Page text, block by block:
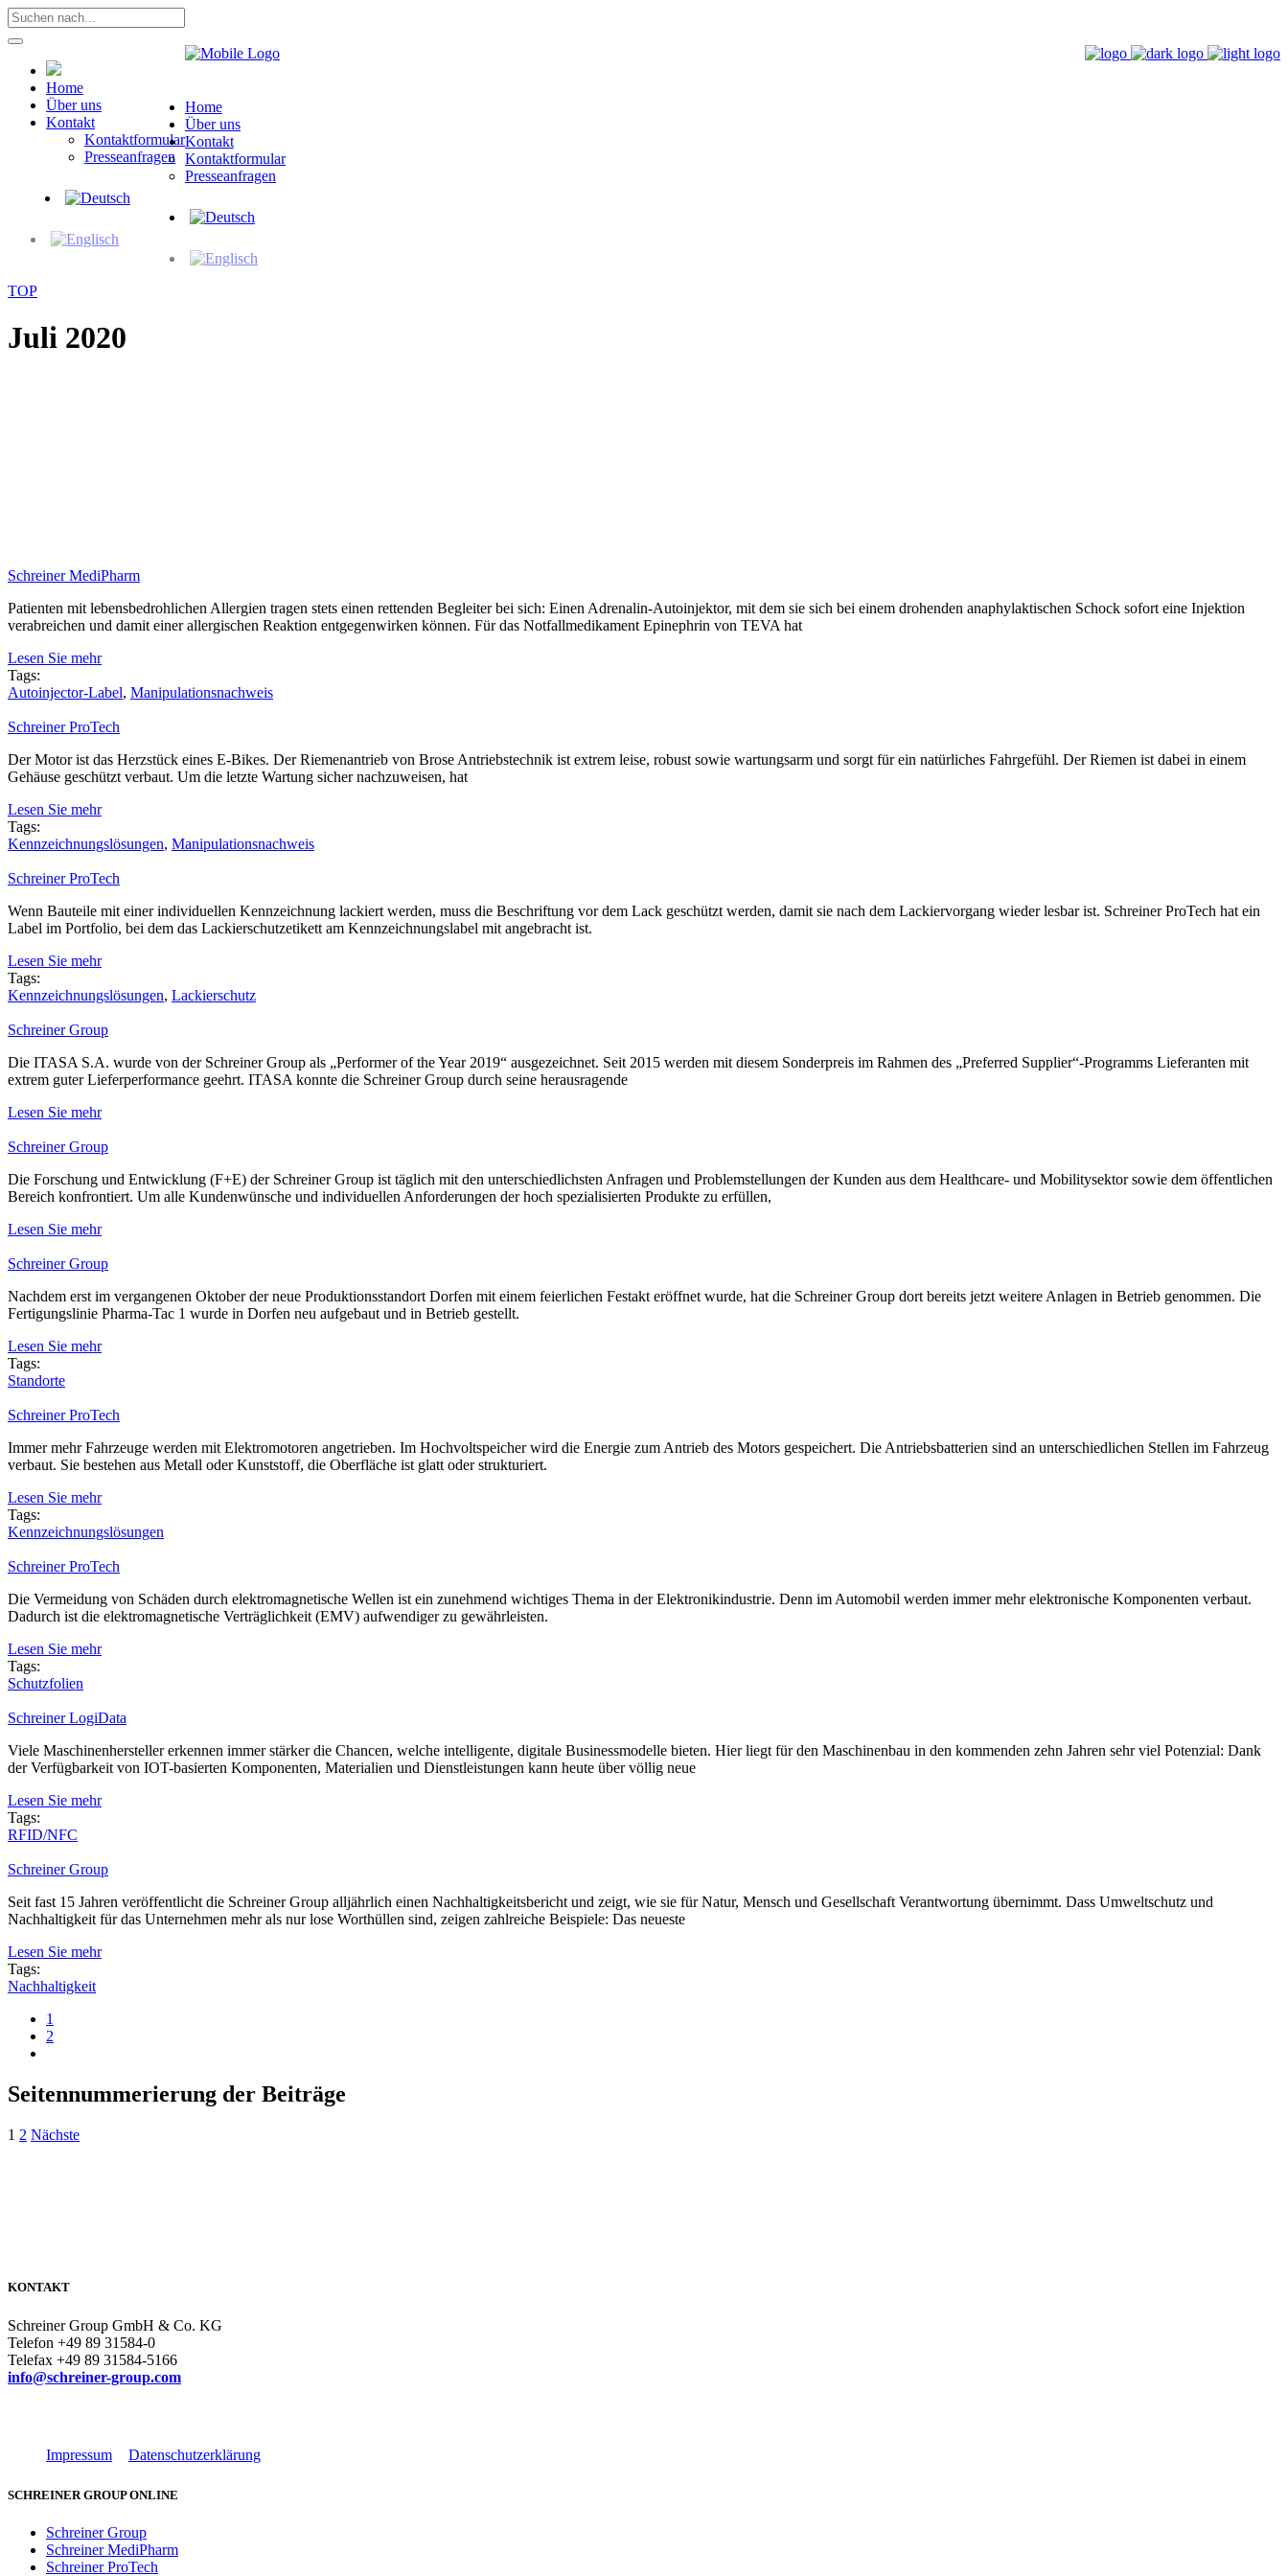
Home
Über uns
Kontakt
Kontaktformular
Presseanfragen
Home
Über uns
Kontakt
Kontaktformular
Presseanfragen
TOP
Juli 2020
Schreiner MediPharm
Patienten mit lebensbedrohlichen Allergien tragen stets einen rettenden Begleiter bei sich: Einen Adrenalin-Autoinjektor, mit dem sie sich bei einem drohenden anaphylaktischen Schock sofort eine Injektion
verabreichen und damit einer allergischen Reaktion entgegenwirken können. Für das Notfallmedikament Epinephrin von TEVA hat
Lesen Sie mehr
Tags:
Autoinjector-Label, Manipulationsnachweis
Schreiner ProTech
Der Motor ist das Herzstück eines E-Bikes. Der Riemenantrieb von Brose Antriebstechnik ist extrem leise, robust sowie wartungsarm und sorgt für ein natürliches Fahrgefühl. Der Riemen ist dabei in einem
Gehäuse geschützt verbaut. Um die letzte Wartung sicher nachzuweisen, hat
Lesen Sie mehr
Tags:
Kennzeichnungslösungen, Manipulationsnachweis
Schreiner ProTech
Wenn Bauteile mit einer individuellen Kennzeichnung lackiert werden, muss die Beschriftung vor dem Lack geschützt werden, damit sie nach dem Lackiervorgang wieder lesbar ist. Schreiner ProTech hat ein
Label im Portfolio, bei dem das Lackierschutzetikett am Kennzeichnungslabel mit angebracht ist.
Lesen Sie mehr
Tags:
Kennzeichnungslösungen, Lackierschutz
Schreiner Group
Die ITASA S.A. wurde von der Schreiner Group als „Performer of the Year 2019“ ausgezeichnet. Seit 2015 werden mit diesem Sonderpreis im Rahmen des „Preferred Supplier“-Programms Lieferanten mit
extrem guter Lieferperformance geehrt. ITASA konnte die Schreiner Group durch seine herausragende
Lesen Sie mehr
Schreiner Group
Die Forschung und Entwicklung (F+E) der Schreiner Group ist täglich mit den unterschiedlichsten Anfragen und Problemstellungen der Kunden aus dem Healthcare- und Mobilitysektor sowie dem öffentlichen
Bereich konfrontiert. Um alle Kundenwünsche und individuellen Anforderungen der hoch spezialisierten Produkte zu erfüllen,
Lesen Sie mehr
Schreiner Group
Nachdem erst im vergangenen Oktober der neue Produktionsstandort Dorfen mit einem feierlichen Festakt eröffnet wurde, hat die Schreiner Group dort bereits jetzt weitere Anlagen in Betrieb genommen. Die
Fertigungslinie Pharma-Tac 1 wurde in Dorfen neu aufgebaut und in Betrieb gestellt.
Lesen Sie mehr
Tags:
Standorte
Schreiner ProTech
Immer mehr Fahrzeuge werden mit Elektromotoren angetrieben. Im Hochvoltspeicher wird die Energie zum Antrieb des Motors gespeichert. Die Antriebsbatterien sind an unterschiedlichen Stellen im Fahrzeug
verbaut. Sie bestehen aus Metall oder Kunststoff, die Oberfläche ist glatt oder strukturiert.
Lesen Sie mehr
Tags:
Kennzeichnungslösungen
Schreiner ProTech
Die Vermeidung von Schäden durch elektromagnetische Wellen ist ein zunehmend wichtiges Thema in der Elektronikindustrie. Denn im Automobil werden immer mehr elektronische Komponenten verbaut.
Dadurch ist die elektromagnetische Verträglichkeit (EMV) aufwendiger zu gewährleisten.
Lesen Sie mehr
Tags:
Schutzfolien
Schreiner LogiData
Viele Maschinenhersteller erkennen immer stärker die Chancen, welche intelligente, digitale Businessmodelle bieten. Hier liegt für den Maschinenbau in den kommenden zehn Jahren sehr viel Potenzial: Dank
der Verfügbarkeit von IOT-basierten Komponenten, Materialien und Dienstleistungen kann heute über völlig neue
Lesen Sie mehr
Tags:
RFID/NFC
Schreiner Group
Seit fast 15 Jahren veröffentlicht die Schreiner Group alljährlich einen Nachhaltigkeitsbericht und zeigt, wie sie für Natur, Mensch und Gesellschaft Verantwortung übernimmt. Dass Umweltschutz und
Nachhaltigkeit für das Unternehmen mehr als nur lose Worthüllen sind, zeigen zahlreiche Beispiele: Das neueste
Lesen Sie mehr
Tags:
Nachhaltigkeit
1
2
Seitennummerierung der Beiträge
1 2 Nächste
KONTAKT
Schreiner Group GmbH & Co. KG
Telefon +49 89 31584-0
Telefax +49 89 31584-5166
info@schreiner-group.com
Impressum Datenschutzerklärung
SCHREINER GROUP ONLINE
Schreiner Group
Schreiner MediPharm
Schreiner ProTech